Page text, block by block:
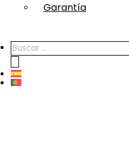
Garantía
Búsqueda
de
productos